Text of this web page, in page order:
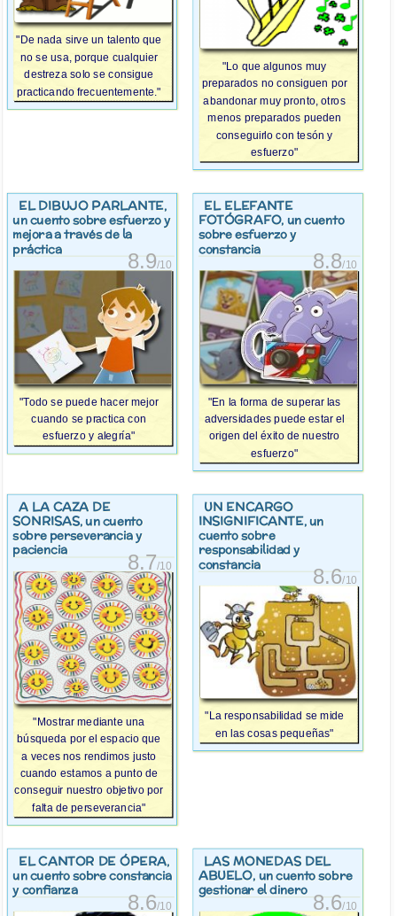
"De nada sirve un talento que
no se usa, porque cualquier
destreza solo se consigue
practicando frecuentemente."
"Lo que algunos muy
preparados no consiguen por
abandonar muy pronto, otros
menos preparados pueden
conseguirlo con tesón y
esfuerzo"
EL DIBUJO PARLANTE,
un cuento sobre esfuerzo y
mejora a través de la
práctica
8.9/10
"Todo se puede hacer mejor
cuando se practica con
esfuerzo y alegría"
EL ELEFANTE
FOTÓGRAFO, un cuento
sobre esfuerzo y
constancia
8.8/10
"En la forma de superar las
adversidades puede estar el
origen del éxito de nuestro
esfuerzo"
A LA CAZA DE
SONRISAS, un cuento
sobre perseverancia y
paciencia
8.7/10
"Mostrar mediante una
búsqueda por el espacio que
a veces nos rendimos justo
cuando estamos a punto de
conseguir nuestro objetivo por
falta de perseverancia"
UN ENCARGO
INSIGNIFICANTE, un
cuento sobre
responsabilidad y
constancia
8.6/10
"La responsabilidad se mide
en las cosas pequeñas"
EL CANTOR DE ÓPERA,
un cuento sobre constancia
y confianza
8.6/10
LAS MONEDAS DEL
ABUELO, un cuento sobre
gestionar el dinero
8.6/10